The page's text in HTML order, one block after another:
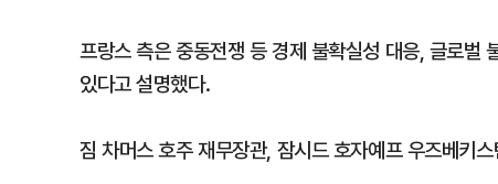
프랑스 측은 중동전쟁 등 경제 불확실성 대응, 글로벌
있다고 설명했다.
짐 차머스 호주 재무장관, 잠시드 호자예프 우즈베키